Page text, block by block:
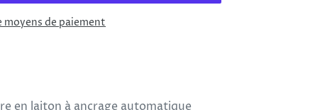
moyens de paiement
en laiton à ancrage automatique